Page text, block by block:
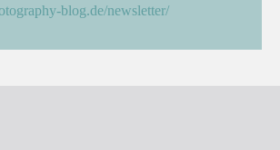
blog.de/newsletter/